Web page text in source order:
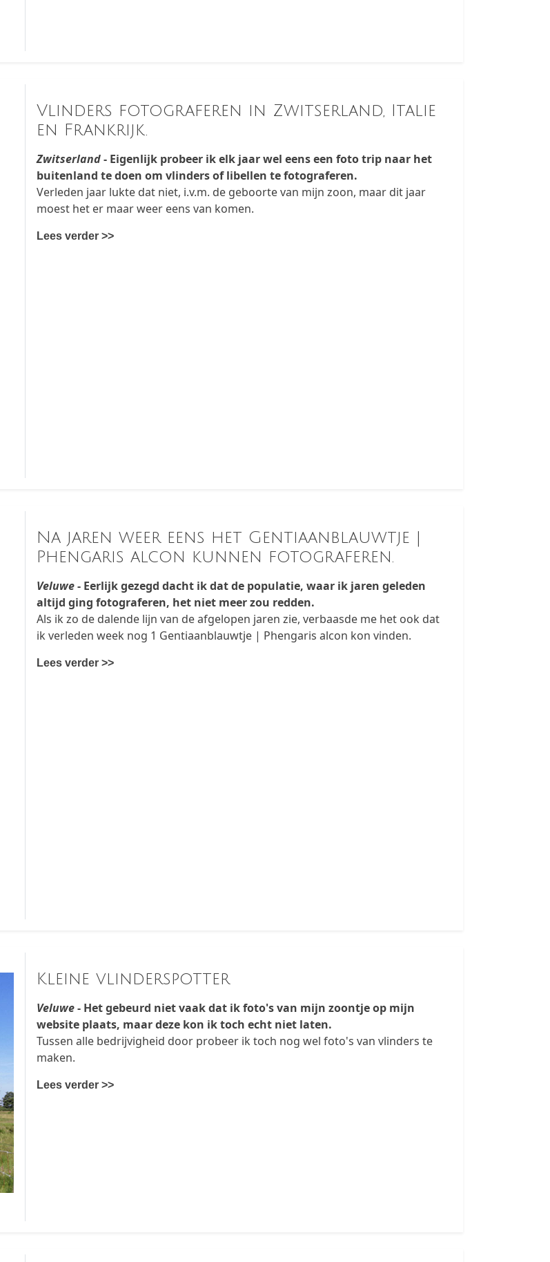
Vlinders fotograferen in Zwitserland, Italie
en Frankrijk.
Zwitserland- Eigenlijk probeer ik elk jaar wel eens een foto trip naar het
buitenland te doen om vlinders of libellen te fotograferen.
Verleden jaar lukte dat niet, i.v.m. de geboorte van mijn zoon, maar dit jaar
moest het er maar weer eens van komen.
Lees verder >>
Na jaren weer eens het Gentiaanblauwtje |
Phengaris alcon kunnen fotograferen.
Veluwe- Eerlijk gezegd dacht ik dat de populatie, waar ik jaren geleden
altijd ging fotograferen, het niet meer zou redden.
Als ik zo de dalende lijn van de afgelopen jaren zie, verbaasde me het ook dat
ik verleden week nog 1 Gentiaanblauwtje | Phengaris alcon kon vinden.
Lees verder >>
Kleine vlinderspotter
Veluwe- Het gebeurd niet vaak dat ik foto's van mijn zoontje op mijn
website plaats, maar deze kon ik toch echt niet laten.
Tussen alle bedrijvigheid door probeer ik toch nog wel foto's van vlinders te
maken.
Lees verder >>